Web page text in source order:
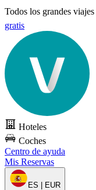
Todos los grandes viajes
gratis
Hoteles
Coches
Centro de ayuda
Mis Reservas
ES | EUR